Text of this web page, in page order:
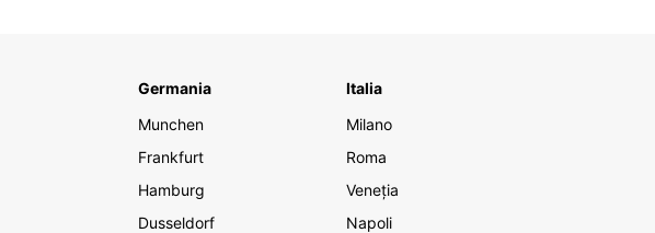
Germania
Munchen
Frankfurt
Hamburg
Dusseldorf
Italia
Milano
Roma
Veneția
Napoli